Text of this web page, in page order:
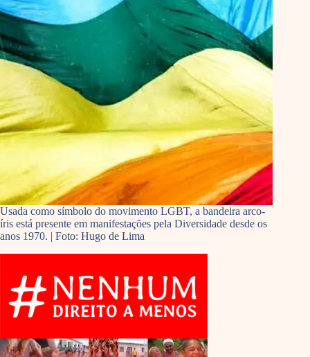
Usada como símbolo do movimento LGBT, a bandeira arco-
íris está presente em manifestações pela Diversidade desde os
anos 1970. | Foto: Hugo de Lima